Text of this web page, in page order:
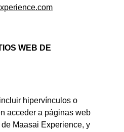
WEB DE
hipervínculos o
acceder a páginas web
Maasai Experience, y